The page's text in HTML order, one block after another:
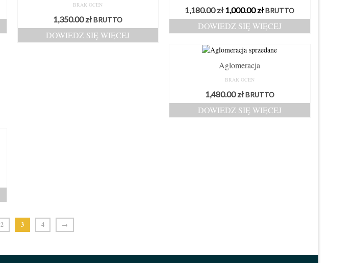
BRAK OCEN
1,350.00zł BRUTTO
DOWIEDZ SIĘ WIĘCEJ
1,180.00złPierwotna
cena
wynosiła:
1,000.00złAktualna
cena
wynosi:
BRUTTO
DOWIEDZ SIĘ WIĘCEJ
Aglomeracja
BRAK OCEN
1,480.00zł BRUTTO
DOWIEDZ SIĘ WIĘCEJ
2 3 4 →